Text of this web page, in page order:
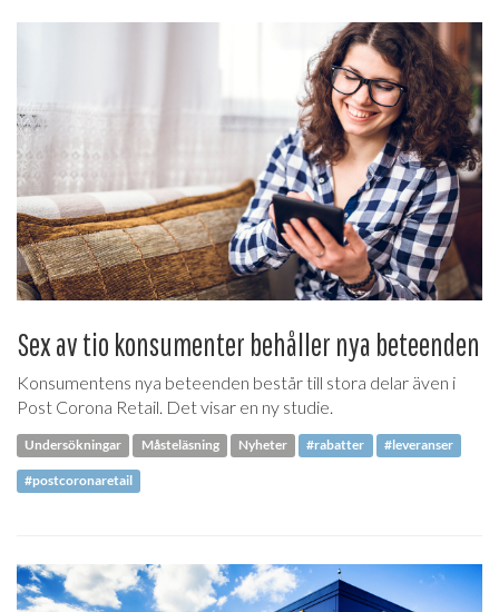
Sex av tio konsumenter behåller nya beteenden
Konsumentens nya beteenden består till stora delar även i
Post Corona Retail. Det visar en ny studie.
Undersökningar Måsteläsning Nyheter #rabatter #leveranser
#postcoronaretail